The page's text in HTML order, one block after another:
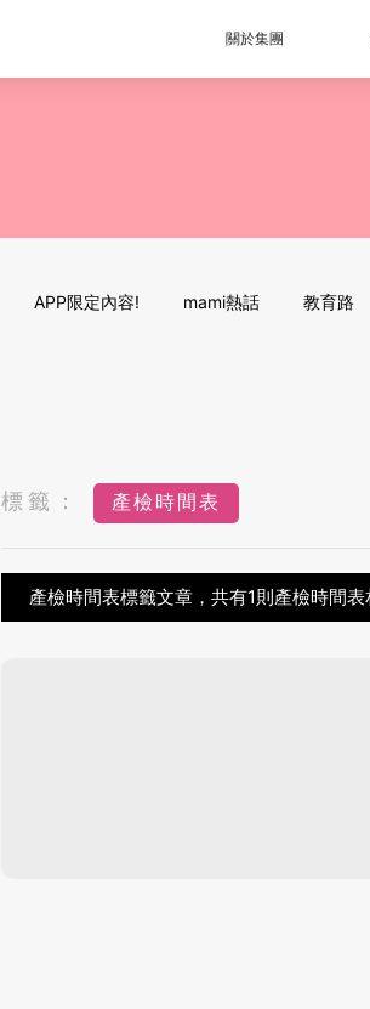
關於集團
APP限定內容! mami熱話 教育路
標籤： 產檢時間表
產檢時間表標籤文章，共有1則產檢時間